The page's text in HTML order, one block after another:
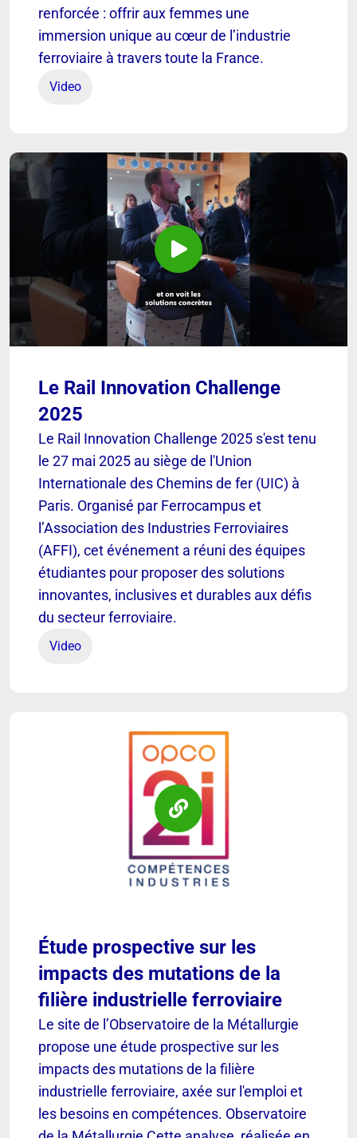
renforcée : offrir aux femmes une
immersion unique au cœur de l’industrie
ferroviaire à travers toute la France.
Video
Le Rail Innovation Challenge
2025
Le Rail Innovation Challenge 2025 s'est tenu
le 27 mai 2025 au siège de l'Union
Internationale des Chemins de fer (UIC) à
Paris. Organisé par Ferrocampus et
l’Association des Industries Ferroviaires
(AFFI), cet événement a réuni des équipes
étudiantes pour proposer des solutions
innovantes, inclusives et durables aux défis
du secteur ferroviaire.
Video
Étude prospective sur les
impacts des mutations de la
filière industrielle ferroviaire
Le site de l’Observatoire de la Métallurgie
propose une étude prospective sur les
impacts des mutations de la filière
industrielle ferroviaire, axée sur l'emploi et
les besoins en compétences. Observatoire